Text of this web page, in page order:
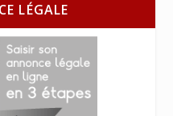
LÉGALE